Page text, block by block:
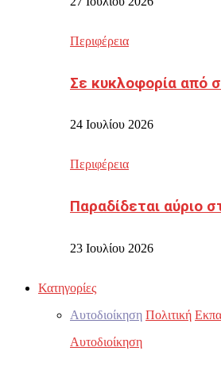
Περιφέρεια
Σε κυκλοφορία από
24 Ιουλίου 2026
Περιφέρεια
Παραδίδεται αύριο
23 Ιουλίου 2026
Κατηγορίες
Αυτοδιοίκηση Πολιτική
Αυτοδιοίκηση